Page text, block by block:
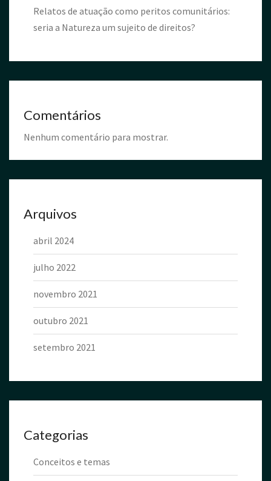
Relatos de atuação como peritos comunitários:
seria a Natureza um sujeito de direitos?
Comentários
Nenhum comentário para mostrar.
Arquivos
abril 2024
julho 2022
novembro 2021
outubro 2021
setembro 2021
Categorias
Conceitos e temas